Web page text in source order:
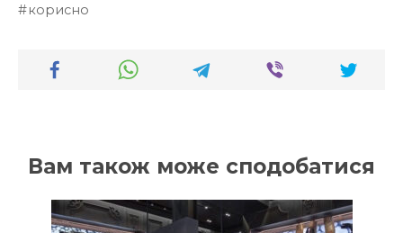
корисно
Вам також може сподобатися